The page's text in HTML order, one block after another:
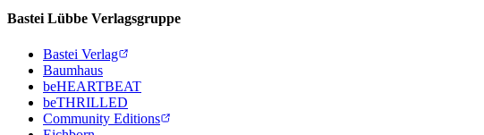
Bastei Lübbe Verlagsgruppe
Bastei Verlag
Baumhaus
beHEARTBEAT
beTHRILLED
Community Editions